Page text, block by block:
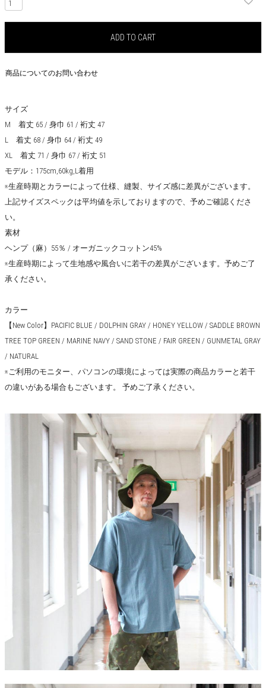
ADD TO CART
商品についてのお問い合わせ
サイズ
M 着丈 65 / 身巾 61 / 裄丈 47
L 着丈 68 / 身巾 64 / 裄丈 49
XL 着丈 71 / 身巾 67 / 裄丈 51
モデル：175cm,60kg,L着用
※生産時期とカラーによって仕様、縫製、サイズ感に差異がございます。
上記サイズスペックは平均値を示しておりますので、予めご確認くださ
い。
素材
ヘンプ（麻）55％ / オーガニックコットン45%
※生産時期によって生地感や風合いに若干の差異がございます。予めご了
承ください。
カラー
【New Color】PACIFIC BLUE / DOLPHIN GRAY / HONEY YELLOW / SADDLE BROWN
TREE TOP GREEN / MARINE NAVY / SAND STONE / FAIR GREEN / GUNMETAL GRAY
/ NATURAL
※ご利用のモニター、パソコンの環境によっては実際の商品カラーと若干
の違いがある場合もございます。 予めご了承ください。